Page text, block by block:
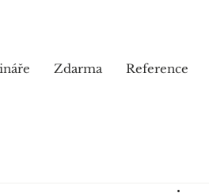
Zdarma Reference